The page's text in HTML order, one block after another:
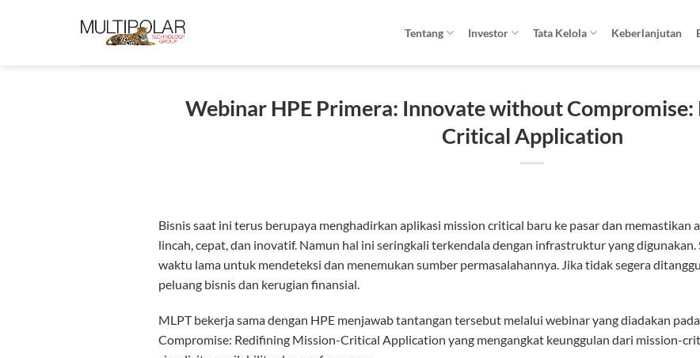
Tentang Investor Tata Kelola Keberlanjutan
Webinar HPE Primera: Innovate without
Critical Application
Bisnis saat ini terus berupaya menghadirkan aplikasi mission critical baru ke pasar dan memastikan
lincah, cepat, dan inovatif. Namun hal ini seringkali terkendala dengan infrastruktur yang digunakan.
waktu lama untuk mendeteksi dan menemukan sumber permasalahannya. Jika tidak segera
peluang bisnis dan kerugian finansial.
MLPT bekerja sama dengan HPE menjawab tantangan tersebut melalui webinar yang diadakan
Compromise: Redifining Mission-Critical Application yang mengangkat keunggulan dari mission-